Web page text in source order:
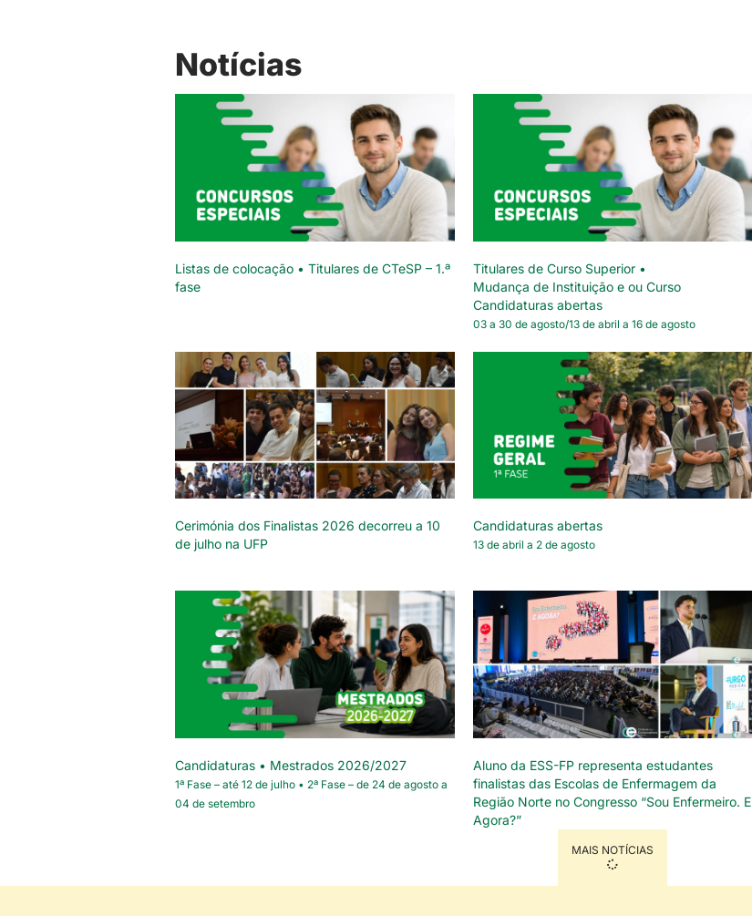
Notícias
Listas de colocação • Titulares de CTeSP – 1.ª
fase
Titulares de Curso Superior •
Mudança de Instituição e ou Curso
Candidaturas abertas
03 a 30 de agosto/13 de abril a 16 de agosto
Cerimónia dos Finalistas 2026 decorreu a 10
de julho na UFP
Candidaturas abertas
13 de abril a 2 de agosto
Candidaturas • Mestrados 2026/2027
1ª Fase – até 12 de julho • 2ª Fase – de 24 de agosto a
04 de setembro
Aluno da ESS-FP representa estudantes
finalistas das Escolas de Enfermagem da
Região Norte no Congresso “Sou Enfermeiro. E
Agora?”
MAIS NOTÍCIAS